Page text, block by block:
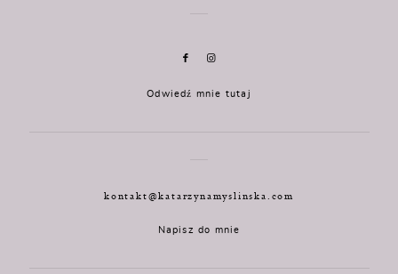
Odwiedź mnie tutaj
kontakt@katarzynamyslinska.com
Napisz do mnie